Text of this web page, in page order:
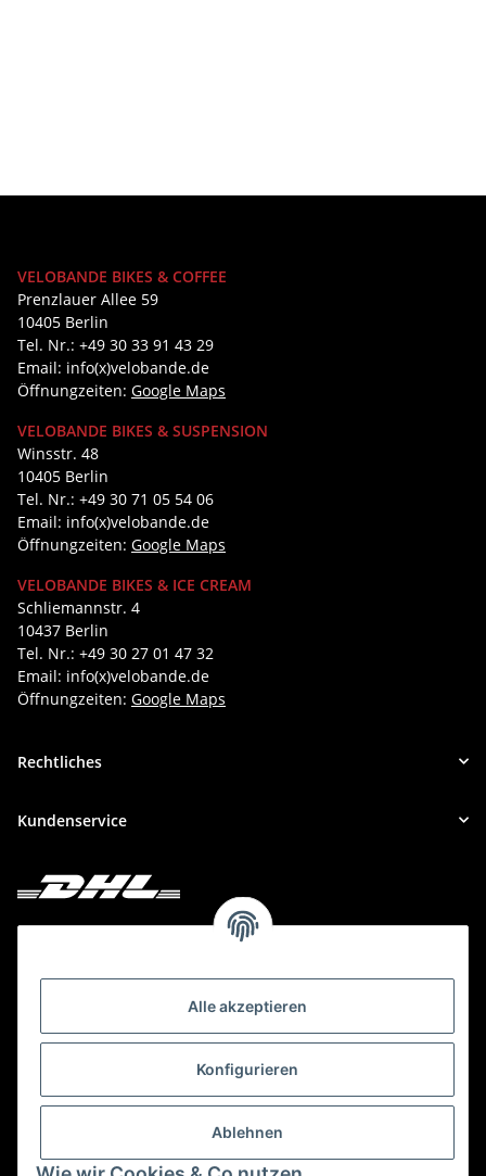
Alle akzeptieren
Konfigurieren
Ablehnen
VELOBANDE BIKES & COFFEE
Prenzlauer Allee 59
10405 Berlin
Tel. Nr.: +49 30 33 91 43 29
Email: info(x)velobande.de
Öffnungzeiten: Google Maps
VELOBANDE BIKES & SUSPENSION
Winsstr. 48
10405 Berlin
Tel. Nr.: +49 30 71 05 54 06
Email: info(x)velobande.de
Öffnungzeiten: Google Maps
VELOBANDE BIKES & ICE CREAM
Schliemannstr. 4
10437 Berlin
Tel. Nr.: +49 30 27 01 47 32
Email: info(x)velobande.de
Öffnungzeiten: Google Maps
Rechtliches
Kundenservice
Deine Bestellung versenden wir mit DHL!